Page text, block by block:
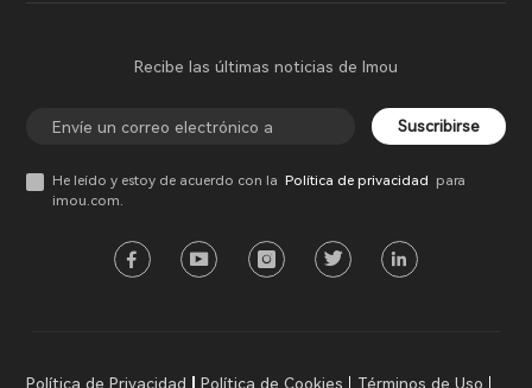
Recibe las últimas noticias de Imou
Suscribirse
He leído y estoy de acuerdo con la Política de privacidad para
imou.com.
Política de Privacidad Política de Cookies Términos de Uso